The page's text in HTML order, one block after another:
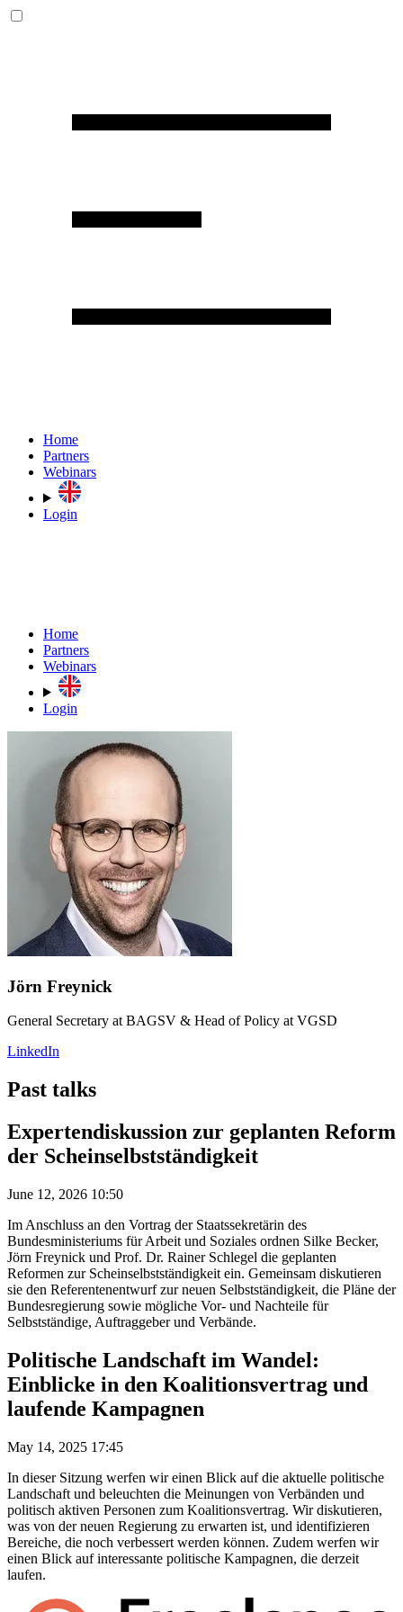
Home
Partners
Webinars
Login
Home
Partners
Webinars
Login
Jörn Freynick
General Secretary at BAGSV & Head of Policy at VGSD
LinkedIn
Past talks
Expertendiskussion zur geplanten Reform
der Scheinselbstständigkeit
June 12, 2026 10:50
Im Anschluss an den Vortrag der Staatssekretärin des
Bundesministeriums für Arbeit und Soziales ordnen Silke Becker,
Jörn Freynick und Prof. Dr. Rainer Schlegel die geplanten
Reformen zur Scheinselbstständigkeit ein. Gemeinsam diskutieren
sie den Referentenentwurf zur neuen Selbstständigkeit, die Pläne der
Bundesregierung sowie mögliche Vor- und Nachteile für
Selbstständige, Auftraggeber und Verbände.
Politische Landschaft im Wandel:
Einblicke in den Koalitionsvertrag und
laufende Kampagnen
May 14, 2025 17:45
In dieser Sitzung werfen wir einen Blick auf die aktuelle politische
Landschaft und beleuchten die Meinungen von Verbänden und
politisch aktiven Personen zum Koalitionsvertrag. Wir diskutieren,
was von der neuen Regierung zu erwarten ist, und identifizieren
Bereiche, die noch verbessert werden können. Zudem werfen wir
einen Blick auf interessante politische Kampagnen, die derzeit
laufen.